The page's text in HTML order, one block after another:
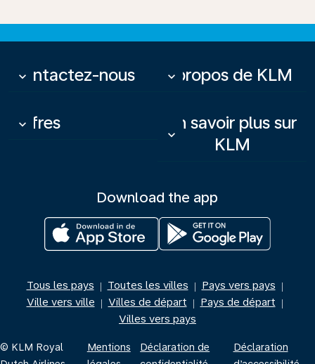
Contactez-nous
keyboard_arrow_down À propos de KLM
keyboard_arrow_down
Offres
keyboard_arrow_down
En savoir plus sur
KLM
keyboard_arrow_down
Download the app
Tous les pays | Toutes les villes | Pays vers pays |
Ville vers ville | Villes de départ | Pays de départ |
Villes vers pays
© KLM Royal
Mentions
Déclaration de
Déclaration